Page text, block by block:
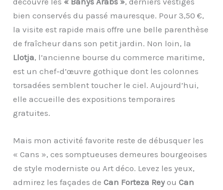
bien conservés du passé mauresque. Pour 3,50 €,
la visite est rapide mais offre une belle parenthèse
de fraîcheur dans son petit jardin. Non loin, la
Llotja, l’ancienne bourse du commerce maritime,
est un chef-d’œuvre gothique dont les colonnes
torsadées semblent toucher le ciel. Aujourd’hui,
elle accueille des expositions temporaires
gratuites.
Mais mon activité favorite reste de débusquer les
« Cans », ces somptueuses demeures bourgeoises
de style moderniste ou Art déco. Levez les yeux,
admirez les façades deCan Forteza ReyouCan